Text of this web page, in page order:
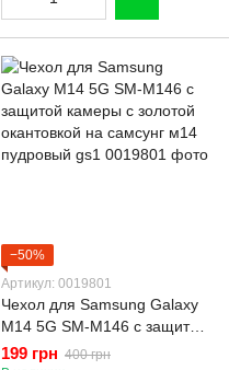
−50%
Артикул: 0019801
Чехол для Samsung Galaxy
M14 5G SM-M146 с защитой
камеры с золотой
199 грн 400 грн